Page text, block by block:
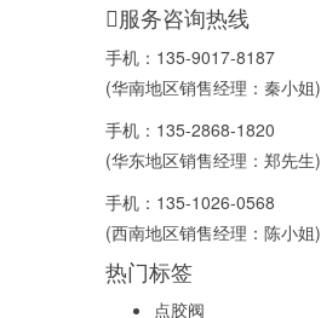
服务咨询热线
手机： 135-9017-8187
(华南地区销售经理：秦小姐)
手机： 135-2868-1820
(华东地区销售经理：郑先生)
手机： 135-1026-0568
(西南地区销售经理：陈小姐)
热门标签
点胶阀